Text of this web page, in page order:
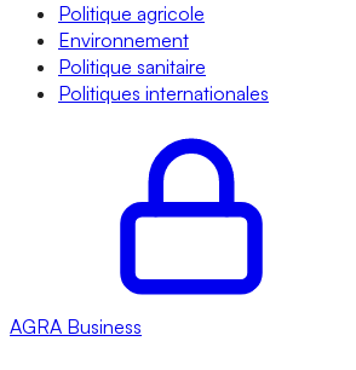
Politique agricole
Environnement
Politique sanitaire
Politiques internationales
AGRA Business